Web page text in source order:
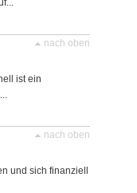
nach oben
ist ein
nach oben
und sich finanziell